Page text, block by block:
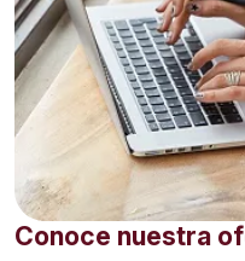
Conoce nuestra